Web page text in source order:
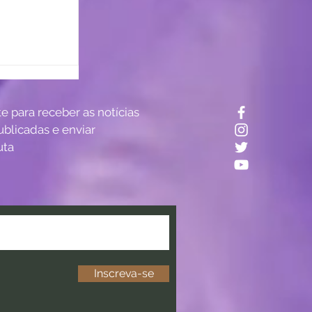
do
para receber as notícias
e enviar
Inscreva-se